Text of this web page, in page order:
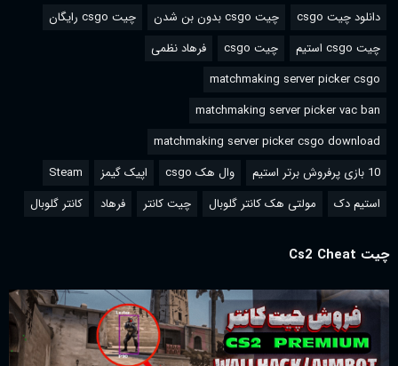
دانلود چیت csgo چیت csgo بدون بن شدن
چیت csgo رایگان
چیت csgo استیم
چیت csgo
فرهاد نظمی
matchmaking server picker csgo
matchmaking server picker vac ban
matchmaking server picker csgo download
10 بازی پرفروش برتر استیم
وال هک csgo اپیک گیمز
Steam
استیم دک
مولتی هک کانتر گلوبال چیت کانتر فرهاد کانتر گلوبال
چیت Cs2 Cheat